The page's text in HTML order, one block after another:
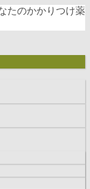
たのかかりつけ薬